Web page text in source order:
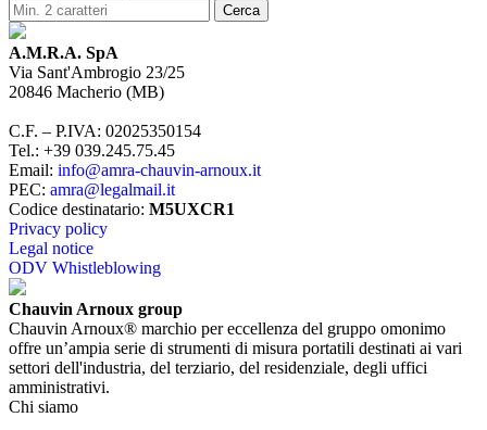
A.M.R.A. SpA
Via Sant'Ambrogio 23/25
20846 Macherio (MB)
C.F. – P.IVA: 02025350154
Tel.: +39 039.245.75.45
Email: info@amra-chauvin-arnoux.it
PEC: amra@legalmail.it
Codice destinatario: M5UXCR1
Privacy policy
Legal notice
ODV Whistleblowing
Chauvin Arnoux group
Chauvin Arnoux® marchio per eccellenza del gruppo omonimo
offre un’ampia serie di strumenti di misura portatili destinati ai vari
settori dell'industria, del terziario, del residenziale, degli uffici
amministrativi.
Chi siamo